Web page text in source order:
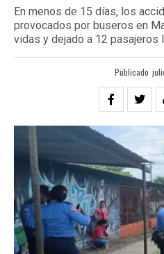
En menos de 15 días, los
provocados por buseros en
vidas y dejado a 12 pasajeros
Publicado